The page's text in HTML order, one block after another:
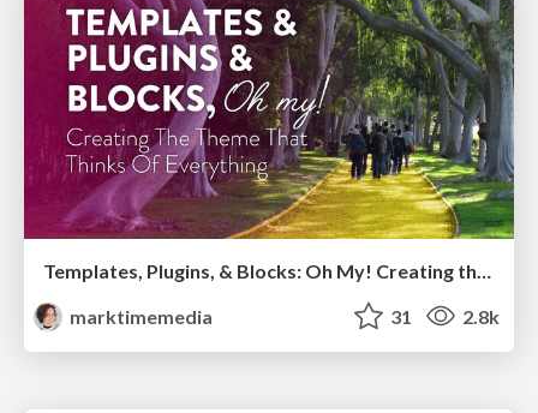
marktimemedia
31 2.8k